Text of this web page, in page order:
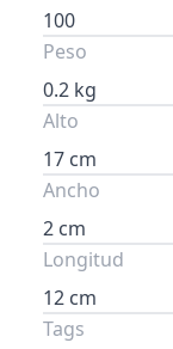
100
Peso
0.2 kg
Alto
17 cm
Ancho
2 cm
Longitud
12 cm
Tags